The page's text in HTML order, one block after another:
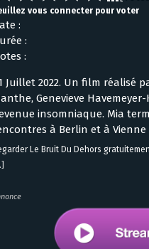
vous connecter pour voter
:
:
:
Juillet 2022. Un film réalisé
Genevieve
insomniaque. Mia
à Berlin et à
Le Bruit Du Dehors